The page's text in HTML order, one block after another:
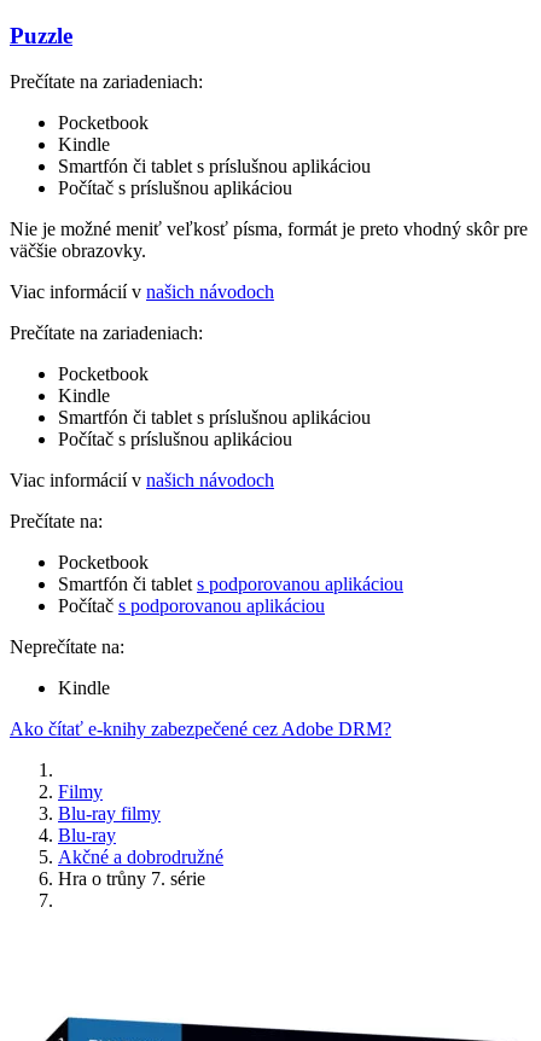
Puzzle
Prečítate na zariadeniach:
Pocketbook
Kindle
Smartfón či tablet s príslušnou aplikáciou
Počítač s príslušnou aplikáciou
Nie je možné meniť veľkosť písma, formát je preto vhodný skôr pre
väčšie obrazovky.
Viac informácií v našich návodoch
Prečítate na zariadeniach:
Pocketbook
Kindle
Smartfón či tablet s príslušnou aplikáciou
Počítač s príslušnou aplikáciou
Viac informácií v našich návodoch
Prečítate na:
Pocketbook
Smartfón či tablet s podporovanou aplikáciou
Počítač s podporovanou aplikáciou
Neprečítate na:
Kindle
Ako čítať e-knihy zabezpečené cez Adobe DRM?
Filmy
Blu-ray filmy
Blu-ray
Akčné a dobrodružné
Hra o trůny 7. série